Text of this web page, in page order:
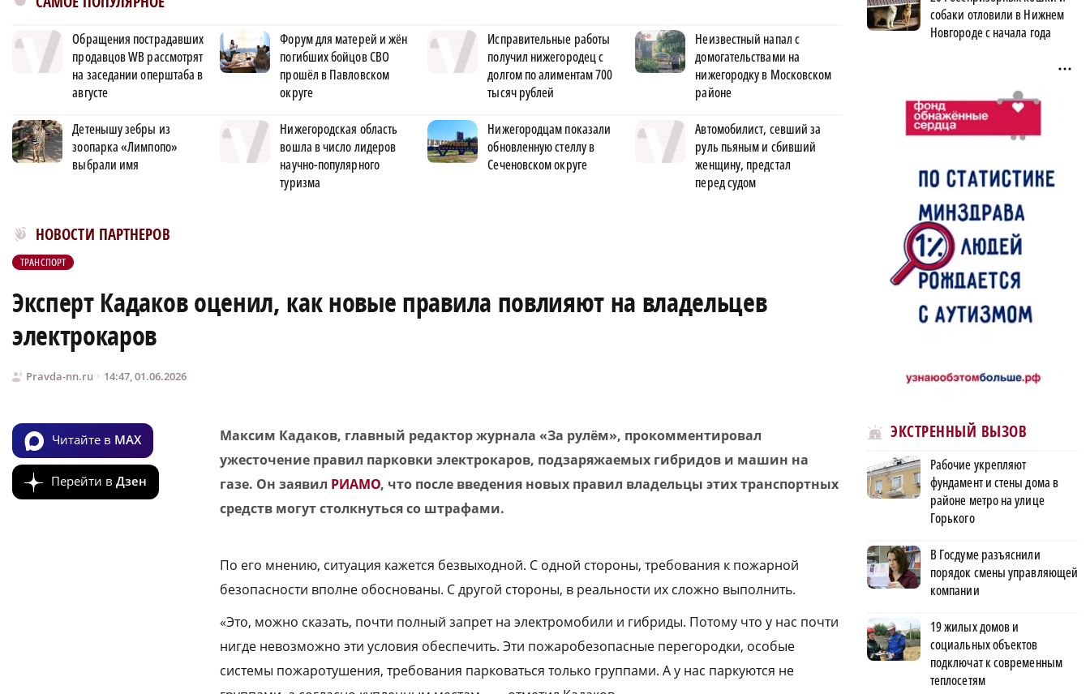
Обращения пострадавших
продавцов WB рассмотрят
на заседании оперштаба в
августе
Форум для матерей и жён
погибших бойцов СВО
прошёл в Павловском
округе
Исправительные работы
получил нижегородец с
долгом по алиментам 700
тысяч рублей
Неизвестный напал с
домогательствами на
нижегородку в Московском
районе
Детенышу зебры из
зоопарка «Лимпопо»
выбрали имя
Нижегородская область
вошла в число лидеров
научно-популярного
туризма
Нижегородцам показали
обновленную стеллу в
Сеченовском округе
Автомобилист, севший за
руль пьяным и сбивший
женщину, предстал
перед судом
НОВОСТИ ПАРТНЕРОВ
Новости МирТесен
ТРАНСПОРТ
Эксперт Кадаков оценил, как новые правила повлияют на владельцев
электрокаров
Pravda-nn.ru 14:47, 01.06.2026
Читайте в MAX
Перейти в Дзен
Максим Кадаков, главный редактор журнала «За рулём», прокомментировал
ужесточение правил парковки электрокаров, подзаряжаемых гибридов и машин на
газе. Он заявил РИАМО, что после введения новых правил владельцы этих транспортных
средств могут столкнуться со штрафами.
По его мнению, ситуация кажется безвыходной. С одной стороны, требования к пожарной
безопасности вполне обоснованы. С другой стороны, в реальности их сложно выполнить.
«Это, можно сказать, почти полный запрет на электромобили и гибриды. Потому что у нас почти
нигде невозможно эти условия обеспечить. Эти пожаробезопасные перегородки, особые
системы пожаротушения, требования парковаться только группами. А у нас паркуются не
собаки отловили в Нижнем
Новгороде с начала года
ЭКСТРЕННЫЙ ВЫЗОВ
Рабочие укрепляют
фундамент и стены дома в
районе метро на улице
Горького
В Госдуме разъяснили
порядок смены управляющей
компании
19 жилых домов и
социальных объектов
подключат к современным
теплосетям